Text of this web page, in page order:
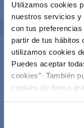
Utilizamos cookies
nuestros servicios y
con tus
partir de tus hábitos
utilizamos cookies
Puedes aceptar
cookies”· También
cookies de forma
son indispensables